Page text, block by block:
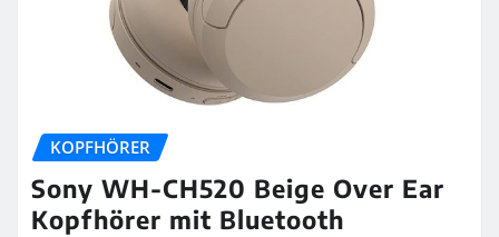
KOPFHÖRER
Sony WH-CH520 Beige Over Ear
Kopfhörer mit Bluetooth